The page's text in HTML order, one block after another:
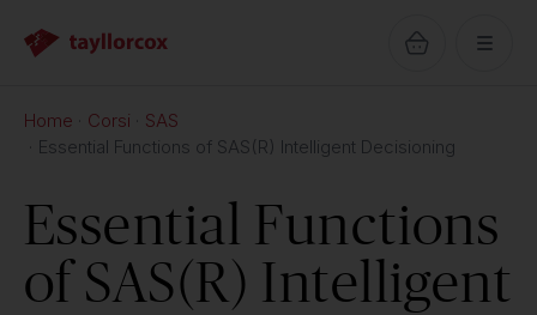
Home Corsi
SAS
Essential Functions of SAS(R) Intelligent Decisioning
Essential Functions
of SAS(R) Intelligent